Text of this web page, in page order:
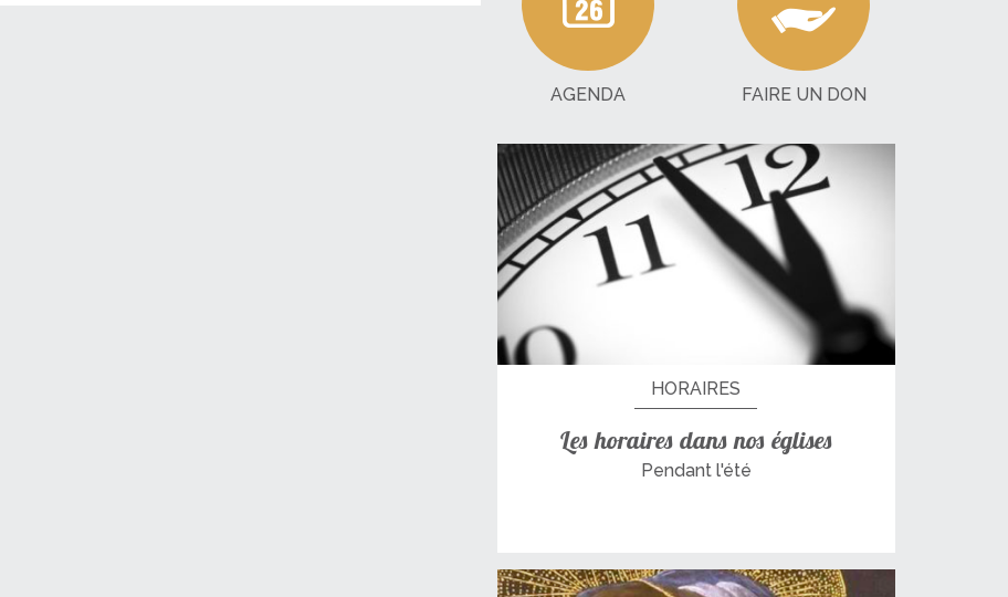
AGENDA FAIRE UN DON
HORAIRES
Les horaires dans nos églises
Pendant l'été